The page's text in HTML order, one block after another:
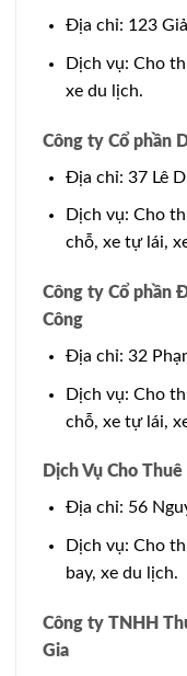
Địa chỉ: 123
Dịch vụ: Cho
xe du lịch.
Công ty Cổ phần
Địa chỉ: 37 Lê
Dịch vụ: Cho
chỗ, xe tự lái,
Công ty Cổ phần
Công
Địa chỉ: 32
Dịch vụ: Cho
chỗ, xe tự lái,
Dịch Vụ Cho
Địa chỉ: 56
Dịch vụ: Cho
bay, xe du lịch.
Công ty TNHH
Gia